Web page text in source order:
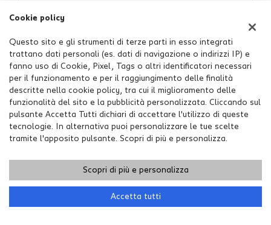
Ho letto e accetto l'informativa privacy*
Acconsento al trattamento dei miei dati per finalità di
marketing
Cookie policy
Questo sito e gli strumenti di terze parti in esso integrati
trattano dati personali (es. dati di navigazione o indirizzi IP) e
fanno uso di Cookie, Pixel, Tags o altri identificatori necessari
per il funzionamento e per il raggiungimento delle finalità
descritte nella cookie policy, tra cui il miglioramento delle
funzionalità del sito e la pubblicità personalizzata. Cliccando sul
pulsante Accetta Tutti dichiari di accettare l'utilizzo di queste
tecnologie. In alternativa puoi personalizzare le tue scelte
tramite l'apposito pulsante. Scopri di più e personalizza.
Scopri di più e personalizza
Accetta tutti